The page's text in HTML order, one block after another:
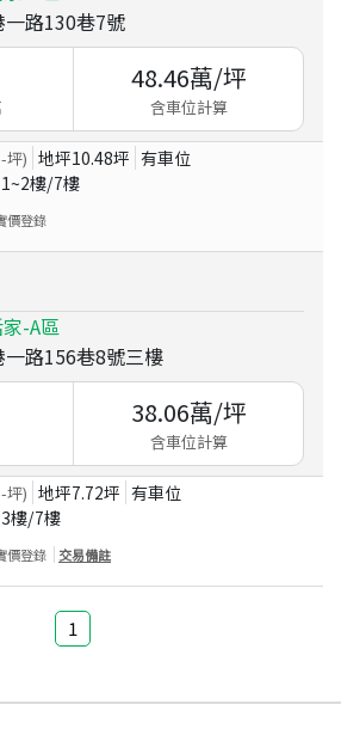
路130巷7號
48.46萬/坪
含車位計算
坪) 地坪10.48坪 有車位
1~2樓/7樓
價登錄
-A區
路156巷8號三樓
38.06萬/坪
含車位計算
坪) 地坪7.72坪 有車位
3樓/7樓
價登錄 交易備註
1